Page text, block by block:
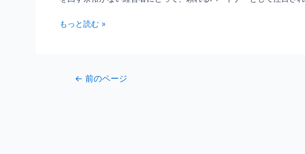
もっと読む »
← 前のページ